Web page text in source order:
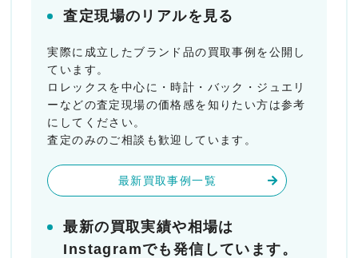
査定現場のリアルを見る
実際に成立したブランド品の買取事例を公開し
ています。
ロレックスを中心に・時計・バック・ジュエリ
ーなどの査定現場の価格感を知りたい方は参考
にしてください。
査定のみのご相談も歓迎しています。
最新買取事例一覧
最新の買取実績や相場は
Instagramでも発信しています。